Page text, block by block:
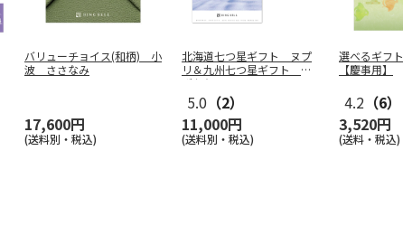
バリューチョイス(和柄) 小
波 ささなみ
17,600円
(送料別・税込)
北海道七つ星ギフト ヌプ
リ＆九州七つ星ギフト ひ
ざかり
5.0 （2）
11,000円
(送料別・税込)
選べるギフ
【慶事用】
4.2 （6）
3,520円
(送料・税込)